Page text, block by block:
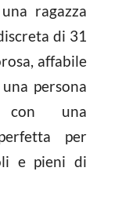
ragazza
di 31
affabile
persona
con una
per
e pieni di